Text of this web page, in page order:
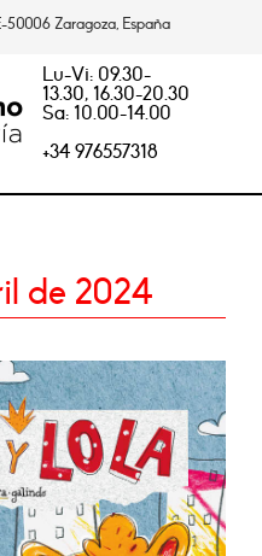
50006 Zaragoza, España
Lu-Vi: 09.30-
13.30, 16.30-20.30
Sa: 10.00-14.00
+34 976557318
de 2024